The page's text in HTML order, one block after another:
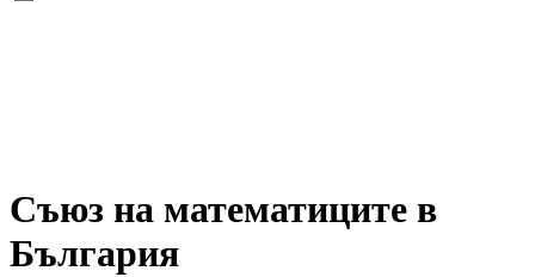
Съюз на математиците в
България